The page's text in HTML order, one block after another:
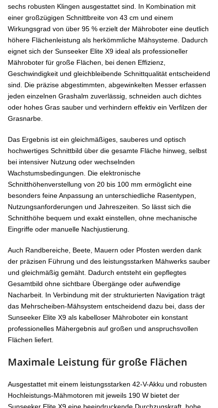
sechs robusten Klingen ausgestattet sind. In Kombination mit
einer großzügigen Schnittbreite von 43 cm und einem
Wirkungsgrad von über 95 % erzielt der Mähroboter eine deutlich
höhere Flächenleistung als herkömmliche Mähsysteme. Dadurch
eignet sich der Sunseeker Elite X9 ideal als professioneller
Mähroboter für große Flächen, bei denen Effizienz,
Geschwindigkeit und gleichbleibende Schnittqualität entscheidend
sind. Die präzise abgestimmten, abgewinkelten Messer erfassen
jeden einzelnen Grashalm zuverlässig, schneiden auch dichtes
oder hohes Gras sauber und verhindern effektiv ein Verfilzen der
Grasnarbe.
Das Ergebnis ist ein gleichmäßiges, sauberes und optisch
hochwertiges Schnittbild über die gesamte Fläche hinweg, selbst
bei intensiver Nutzung oder wechselnden
Wachstumsbedingungen. Die elektronische
Schnitthöhenverstellung von 20 bis 100 mm ermöglicht eine
besonders feine Anpassung an unterschiedliche Rasentypen,
Nutzungsanforderungen und Jahreszeiten. So lässt sich die
Schnitthöhe bequem und exakt einstellen, ohne mechanische
Eingriffe oder manuelle Nachjustierung.
Auch Randbereiche, Beete, Mauern oder Pfosten werden dank
der präzisen Führung und des leistungsstarken Mähwerks sauber
und gleichmäßig gemäht. Dadurch entsteht ein gepflegtes
Gesamtbild ohne sichtbare Übergänge oder aufwendige
Nacharbeit. In Verbindung mit der strukturierten Navigation trägt
das Mehrscheiben-Mähsystem entscheidend dazu bei, dass der
Sunseeker Elite X9 als kabelloser Mähroboter ein konstant
professionelles Mähergebnis auf großen und anspruchsvollen
Flächen liefert.
Maximale Leistung für große Flächen
Ausgestattet mit einem leistungsstarken 42-V-Akku und robusten
Hochleistungs-Mähmotoren mit jeweils 190 W bietet der